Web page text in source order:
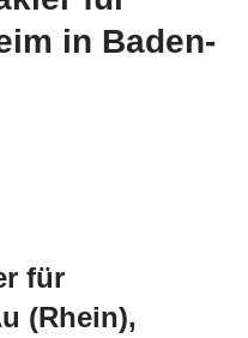
in Baden-
für
(Rhein),